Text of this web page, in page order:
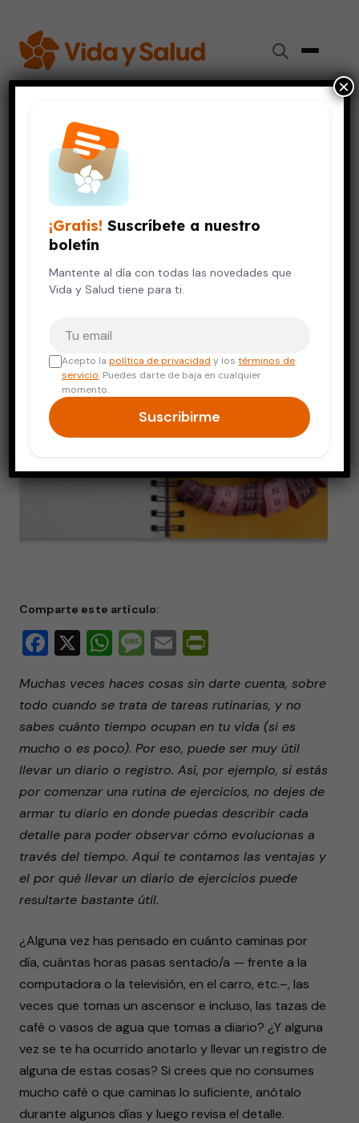
Vida Saludable
VIDA SALUDABLE
Por qué llevar un diario de
ejercicios
Comparte este artículo:
Facebook
X WhatsApp
Message
Email
Muchas veces haces cosas sin darte cuenta, sobre
todo cuando se trata de tareas rutinarias, y no
sabes cuánto tiempo ocupan en tu vida (si es
mucho o es poco). Por eso, puede ser muy útil
llevar un diario o registro. Así, por ejemplo, si estás
por comenzar una rutina de ejercicios, no dejes de
armar tu diario en donde puedas describir cada
detalle para poder observar cómo evolucionas a
través del tiempo. Aquí te contamos las ventajas y
el por qué llevar un diario de ejercicios puede
resultarte bastante útil.
¿Alguna vez has pensado en cuánto caminas por
día, cuántas horas pasas sentado/a — frente a la
computadora o la televisión, en el carro, etc.–, las
veces que tomas un ascensor e incluso, las tazas de
café o vasos de agua que tomas a diario? ¿Y alguna
vez se te ha ocurrido anotarlo y llevar un registro de
alguna de estas cosas? Si crees que no consumes
mucho café o que caminas lo suficiente, anótalo
durante algunos días y luego revisa el detalle.
¡Gratis! Suscríbete a nuestro
boletín
Mantente al día con todas las novedades que
Vida y Salud tiene para ti.
Acepto lapolítica de privacidad y lostérminos de
servicio. Puedes darte de baja en cualquier
momento.
Suscribirme
×